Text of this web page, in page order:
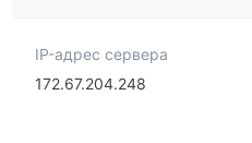
IP-адрес сервера
172.67.204.248